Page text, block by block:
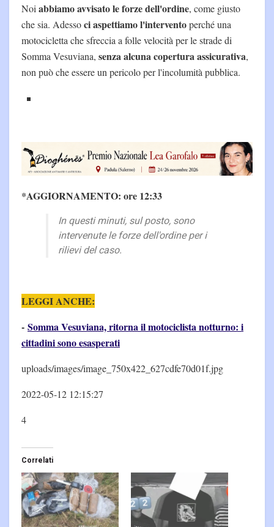
Noi abbiamo avvisato le forze dell'ordine, come giusto
che sia. Adessoci aspettiamo l'interventoperché una
motocicletta che sfreccia a folle velocità per le strade di
Somma Vesuviana, senza alcuna copertura assicurativa,
non può che essere un pericolo per l'incolumità pubblica.
*AGGIORNAMENTO: ore 12:33
In questi minuti, sul posto, sono
intervenute le forze dell'ordine per i
rilievi del caso.
LEGGI ANCHE:
- Somma Vesuviana, ritorna il motociclista notturno: i
cittadini sono esasperati
uploads/images/image_750x422_627cdfe70d01f.jpg
2022-05-12 12:15:27
4
Correlati